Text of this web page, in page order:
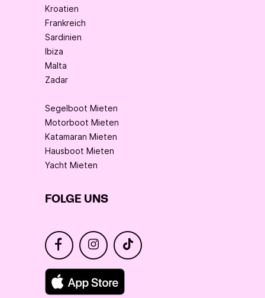
Kroatien
Frankreich
Sardinien
Ibiza
Malta
Zadar
Segelboot Mieten
Motorboot Mieten
Katamaran Mieten
Hausboot Mieten
Yacht Mieten
FOLGE UNS